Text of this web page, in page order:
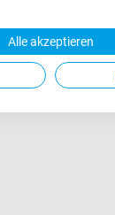
Alle akzeptieren